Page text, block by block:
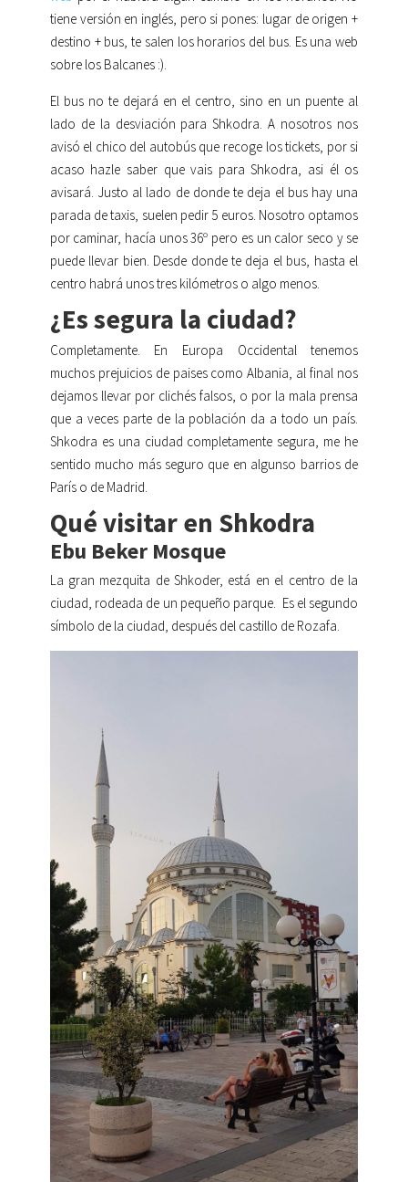
tiene versión en inglés, pero si pones: lugar de origen +
destino + bus, te salen los horarios del bus. Es una web
sobre los Balcanes :).
El bus no te dejará en el centro, sino en un puente al
lado de la desviación para Shkodra. A nosotros nos
avisó el chico del autobús que recoge los tickets, por si
acaso hazle saber que vais para Shkodra, asi él os
avisará. Justo al lado de donde te deja el bus hay una
parada de taxis, suelen pedir 5 euros. Nosotro optamos
por caminar, hacía unos 36º pero es un calor seco y se
puede llevar bien. Desde donde te deja el bus, hasta el
centro habrá unos tres kilómetros o algo menos.
¿Es segura la ciudad?
Completamente. En Europa Occidental tenemos
muchos prejuicios de paises como Albania, al final nos
dejamos llevar por clichés falsos, o por la mala prensa
que a veces parte de la población da a todo un país.
Shkodra es una ciudad completamente segura, me he
sentido mucho más seguro que en algunso barrios de
París o de Madrid.
Qué visitar en Shkodra
Ebu Beker Mosque
La gran mezquita de Shkoder, está en el centro de la
ciudad, rodeada de un pequeño parque. Es el segundo
símbolo de la ciudad, después del castillo de Rozafa.